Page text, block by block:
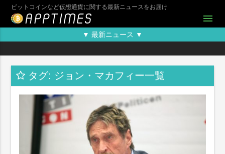
ビットコインなど仮想通貨に関する最新ニュースをお届け
menu
▼ 最新ニュース ▼
タグ: ジョン・マカフィー一覧